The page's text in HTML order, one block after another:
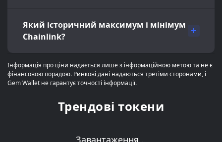
Який історичний максимум і мінімум
Chainlink?
Інформація про ціни надається лише з інформаційною метою та не є
фінансовою порадою. Ринкові дані надаються третіми сторонами, і
Gem Wallet не гарантує точності інформації.
Трендові токени
Завантаження...